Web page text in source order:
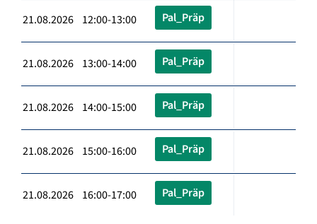
21.08.2026 12:00-13:00 Pal_Präp
21.08.2026 13:00-14:00 Pal_Präp
21.08.2026 14:00-15:00 Pal_Präp
21.08.2026 15:00-16:00 Pal_Präp
21.08.2026 16:00-17:00 Pal_Präp